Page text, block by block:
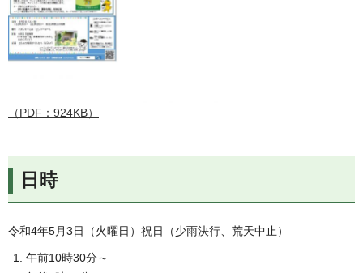
（PDF：924KB）
日時
令和4年5月3日（火曜日）祝日（少雨決行、荒天中止）
午前10時30分～